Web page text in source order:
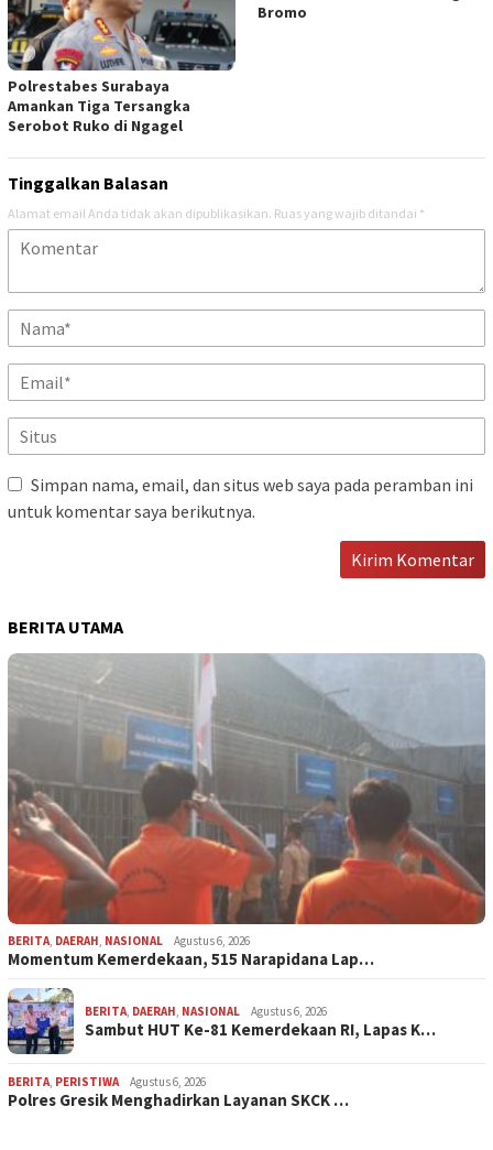
Polrestabes Surabaya
Amankan Tiga Tersangka
Serobot Ruko di Ngagel
Bromo
Tinggalkan Balasan
Alamat email Anda tidak akan dipublikasikan. Ruas yang wajib ditandai *
Simpan nama, email, dan situs web saya pada peramban ini
untuk komentar saya berikutnya.
BERITA UTAMA
BERITA DAERAH NASIONAL Agustus 6, 2026
Momentum Kemerdekaan, 515 Narapidana Lap…
BERITA DAERAH NASIONAL Agustus 6, 2026
Sambut HUT Ke-81 Kemerdekaan RI, Lapas K…
BERITA PERISTIWA Agustus 6, 2026
Polres Gresik Menghadirkan Layanan SKCK …